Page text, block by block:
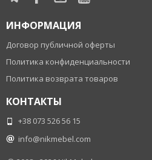
ИНФОРМАЦИЯ
Договор публичной оферты
Политика конфиденциальности
Политика возврата товаров
КОНТАКТЫ
+38 073 526 56 15
info@nikmebel.com